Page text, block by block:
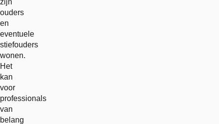
zijn
ouders
en
eventuele
stiefouders
wonen.
Het
kan
voor
professionals
van
belang